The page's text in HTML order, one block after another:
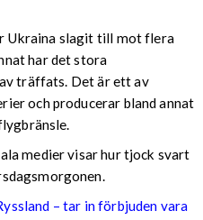
Ukraina slagit till mot flera
har det stora
träffats. Det är ett av
och producerar bland annat
medier visar hur tjock svart
– tar in förbjuden vara